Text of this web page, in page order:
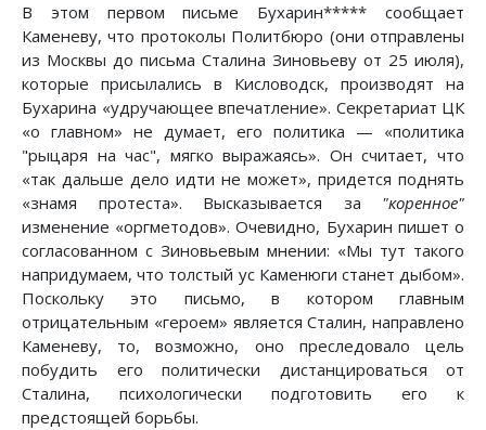
В этом первом письме Бухарин***** сообщает
Каменеву, что протоколы Политбюро (они отправлены
из Москвы до письма Сталина Зиновьеву от 25 июля),
которые присылались в Кисловодск, производят на
Бухарина «удручающее впечатление». Секретариат ЦК
«о главном» не думает, его политика — «политика
"рыцаря на час", мягко выражаясь». Он считает, что
«так дальше дело идти не может», придется поднять
«знамя протеста». Высказывается за "коренное"
изменение «оргметодов». Очевидно, Бухарин пишет о
согласованном с Зиновьевым мнении: «Мы тут такого
напридумаем, что толстый ус Каменюги станет дыбом».
Поскольку это письмо, в котором главным
отрицательным «героем» является Сталин, направлено
Каменеву, то, возможно, оно преследовало цель
побудить его политически дистанцироваться от
Сталина, психологически подготовить его к
предстоящей борьбы.